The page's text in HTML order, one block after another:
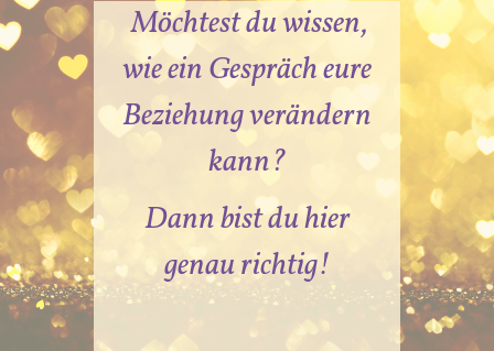
Möchtest du wissen,
wie ein Gespräch eure
Beziehung verändern
kann?
Dann bist du hier
genau richtig!